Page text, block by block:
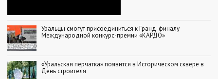
Уральцы смогут присоединиться к Гранд-финалу
Международной конкурс-премии «КАРДО»
«Уральская перчатка» появится в Историческом сквере в
День строителя